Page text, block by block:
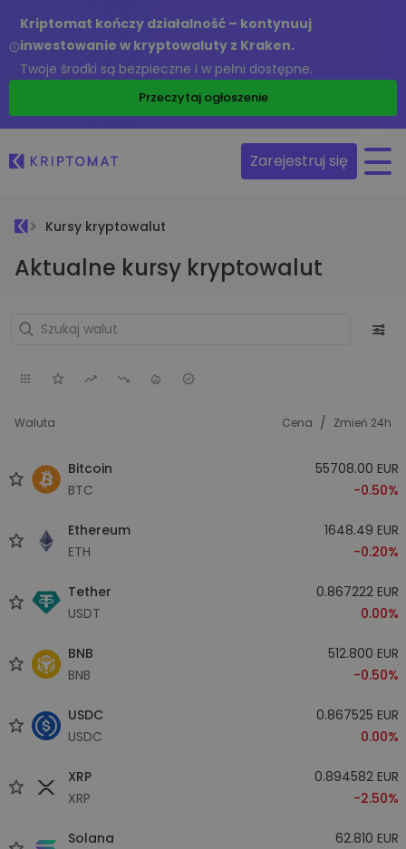
Kriptomat kończy działalność – kontynuuj
inwestowanie w kryptowaluty z Kraken.
Twoje środki są bezpieczne i w pełni dostępne.
Przeczytaj ogłoszenie
Zarejestruj się
Kursy kryptowalut
Aktualne kursy kryptowalut
Waluta Cena / Zmień 24h
Bitcoin
BTC
55708.00 EUR
-0.50%
Ethereum
ETH
1648.49 EUR
-0.20%
Tether
USDT
0.867222 EUR
0.00%
BNB
BNB
512.800 EUR
-0.50%
USDC
USDC
0.867525 EUR
0.00%
XRP
XRP
0.894582 EUR
-2.50%
Solana
62.810 EUR